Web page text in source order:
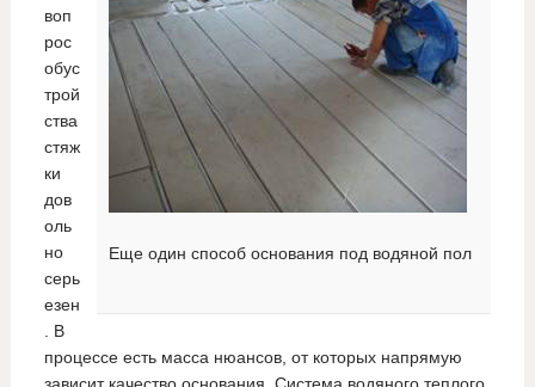
Еще один способ основания под водяной пол
воп
рос
обус
трой
ства
стяж
ки
дов
оль
но
серь
езен
. В
процессе есть масса нюансов, от которых напрямую